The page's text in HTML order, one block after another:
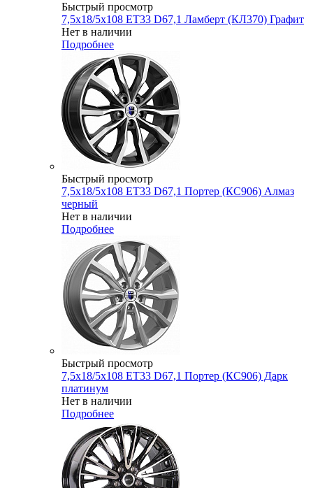
Быстрый просмотр
7,5x18/5x108 ET33 D67,1 Ламберт (КЛ370) Графит
Нет в наличии
Подробнее
Быстрый просмотр
7,5x18/5x108 ET33 D67,1 Портер (КС906) Алмаз
черный
Нет в наличии
Подробнее
Быстрый просмотр
7,5x18/5x108 ET33 D67,1 Портер (КС906) Дарк
платинум
Нет в наличии
Подробнее